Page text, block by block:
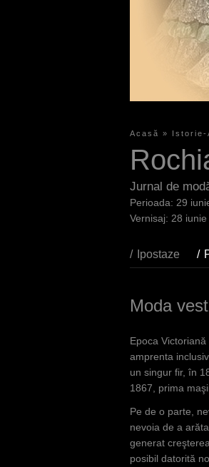
S
e
s
n
h
e
r
Acasă » Istorie-
Jurnal de
29
28
Ipostaze
Moda
Epoca
amprenta
un singur fir, în
1867, prima
Pe de o parte,
nevoia de a
generat
posibil datorită